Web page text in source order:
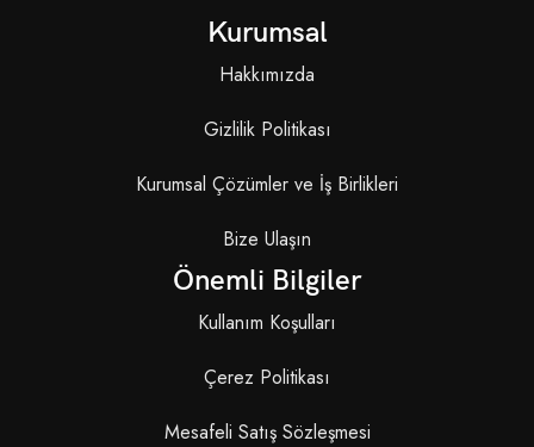
Kurumsal
Hakkımızda
Gizlilik Politikası
Kurumsal Çözümler ve İş Birlikleri
Bize Ulaşın
Önemli Bilgiler
Kullanım Koşulları
Çerez Politikası
Mesafeli Satış Sözleşmesi